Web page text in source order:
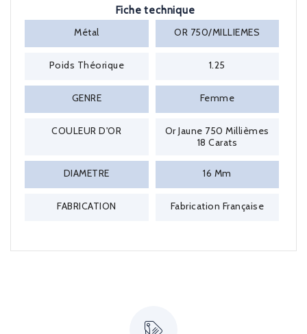
Fiche technique
Métal
OR 750/MILLIEMES
Poids Théorique 1.25
GENRE Femme
COULEUR D'OR
Or Jaune 750 Millièmes
18 Carats
DIAMETRE 16 Mm
FABRICATION Fabrication Française